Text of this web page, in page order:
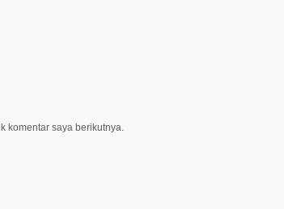
komentar saya berikutnya.